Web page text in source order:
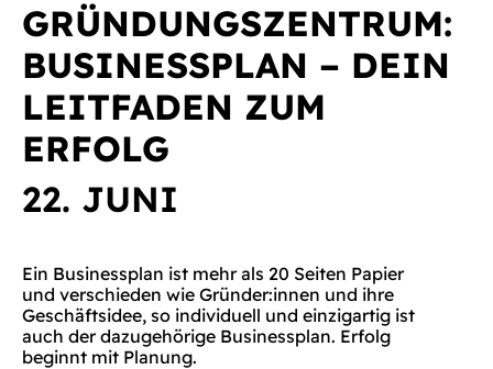
GRÜNDUNGSZENTRUM:
BUSINESSPLAN – DEIN
LEITFADEN ZUM
ERFOLG
22. JUNI
Ein Businessplan ist mehr als 20 Seiten Papier
und verschieden wie Gründer:innen und ihre
Geschäftsidee, so individuell und einzigartig ist
auch der dazugehörige Businessplan. Erfolg
beginnt mit Planung.